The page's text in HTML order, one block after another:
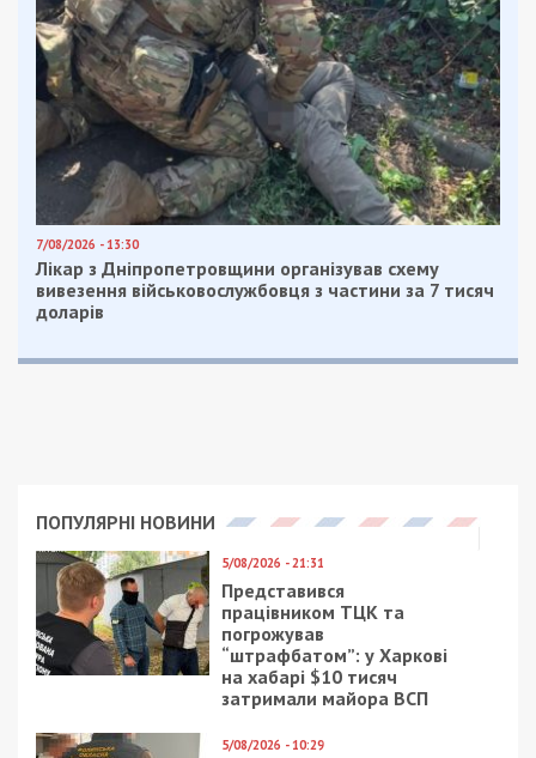
7/08/2026 - 13:30
Лікар з Дніпропетровщини організував схему
вивезення військовослужбовця з частини за 7 тисяч
доларів
ПОПУЛЯРНІ НОВИНИ
5/08/2026 - 21:31
Представився
працівником ТЦК та
погрожував
“штрафбатом”: у Харкові
на хабарі $10 тисяч
затримали майора ВСП
5/08/2026 - 10:29